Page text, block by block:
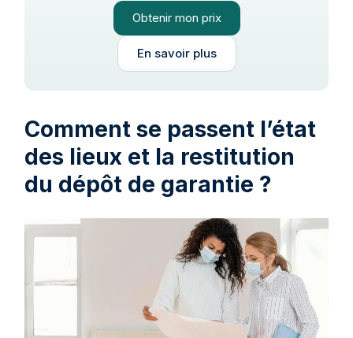
Obtenir mon prix
En savoir plus
Comment se passent l’état
des lieux et la restitution
du dépôt de garantie ?